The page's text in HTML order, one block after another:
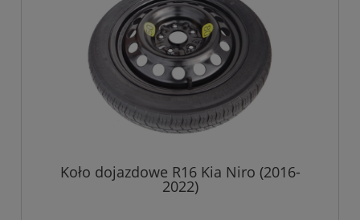
Koło dojazdowe R16 Kia Niro (2016-
2022)